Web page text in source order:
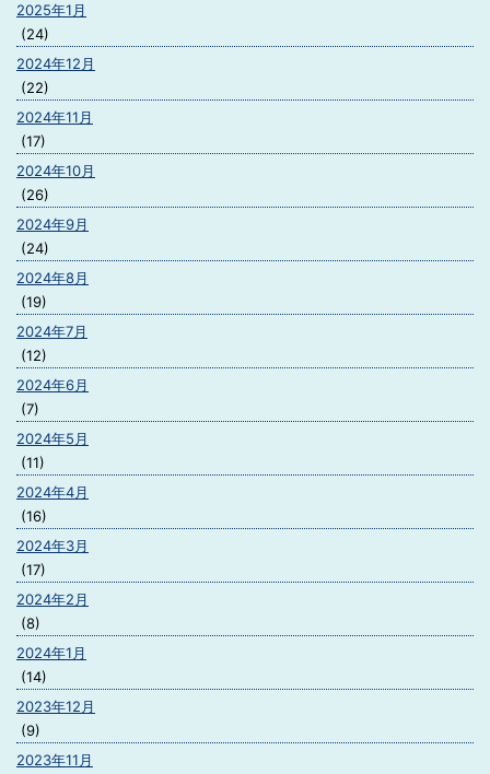
2025年1月
(24)
2024年12月
(22)
2024年11月
(17)
2024年10月
(26)
2024年9月
(24)
2024年8月
(19)
2024年7月
(12)
2024年6月
(7)
2024年5月
(11)
2024年4月
(16)
2024年3月
(17)
2024年2月
(8)
2024年1月
(14)
2023年12月
(9)
2023年11月